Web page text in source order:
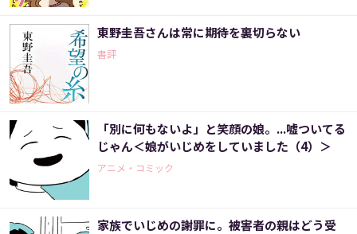
東野圭吾さんは常に期待を裏切らない
書評
「別に何もないよ」と笑顔の娘。...嘘ついてる
じゃん＜娘がいじめをしていました（4）＞
アニメ・コミック
家族でいじめの謝罪に。被害者の親はどう受